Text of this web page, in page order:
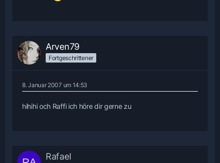
Arven79
Fortgeschrittener
8. Januar 2007 um 14:53
hihihi och Raffi ich höre dir gerne zu
Rafael